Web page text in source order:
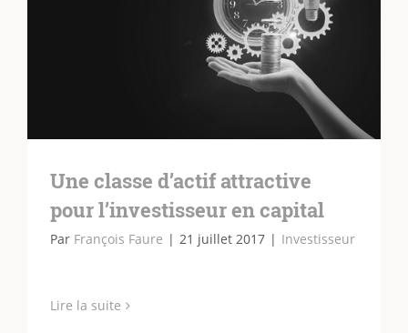
Une classe d’actif attractive
pour l’investisseur en capital
Par François Faure | 21 juillet 2017 | Investisseur
Lire la suite